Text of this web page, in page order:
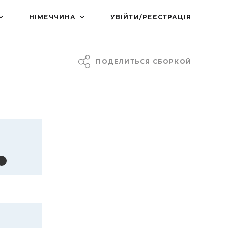
НІМЕЧЧИНА УВІЙТИ/РЕЄСТРАЦІЯ
ПОДЕЛИТЬСЯ СБОРКОЙ